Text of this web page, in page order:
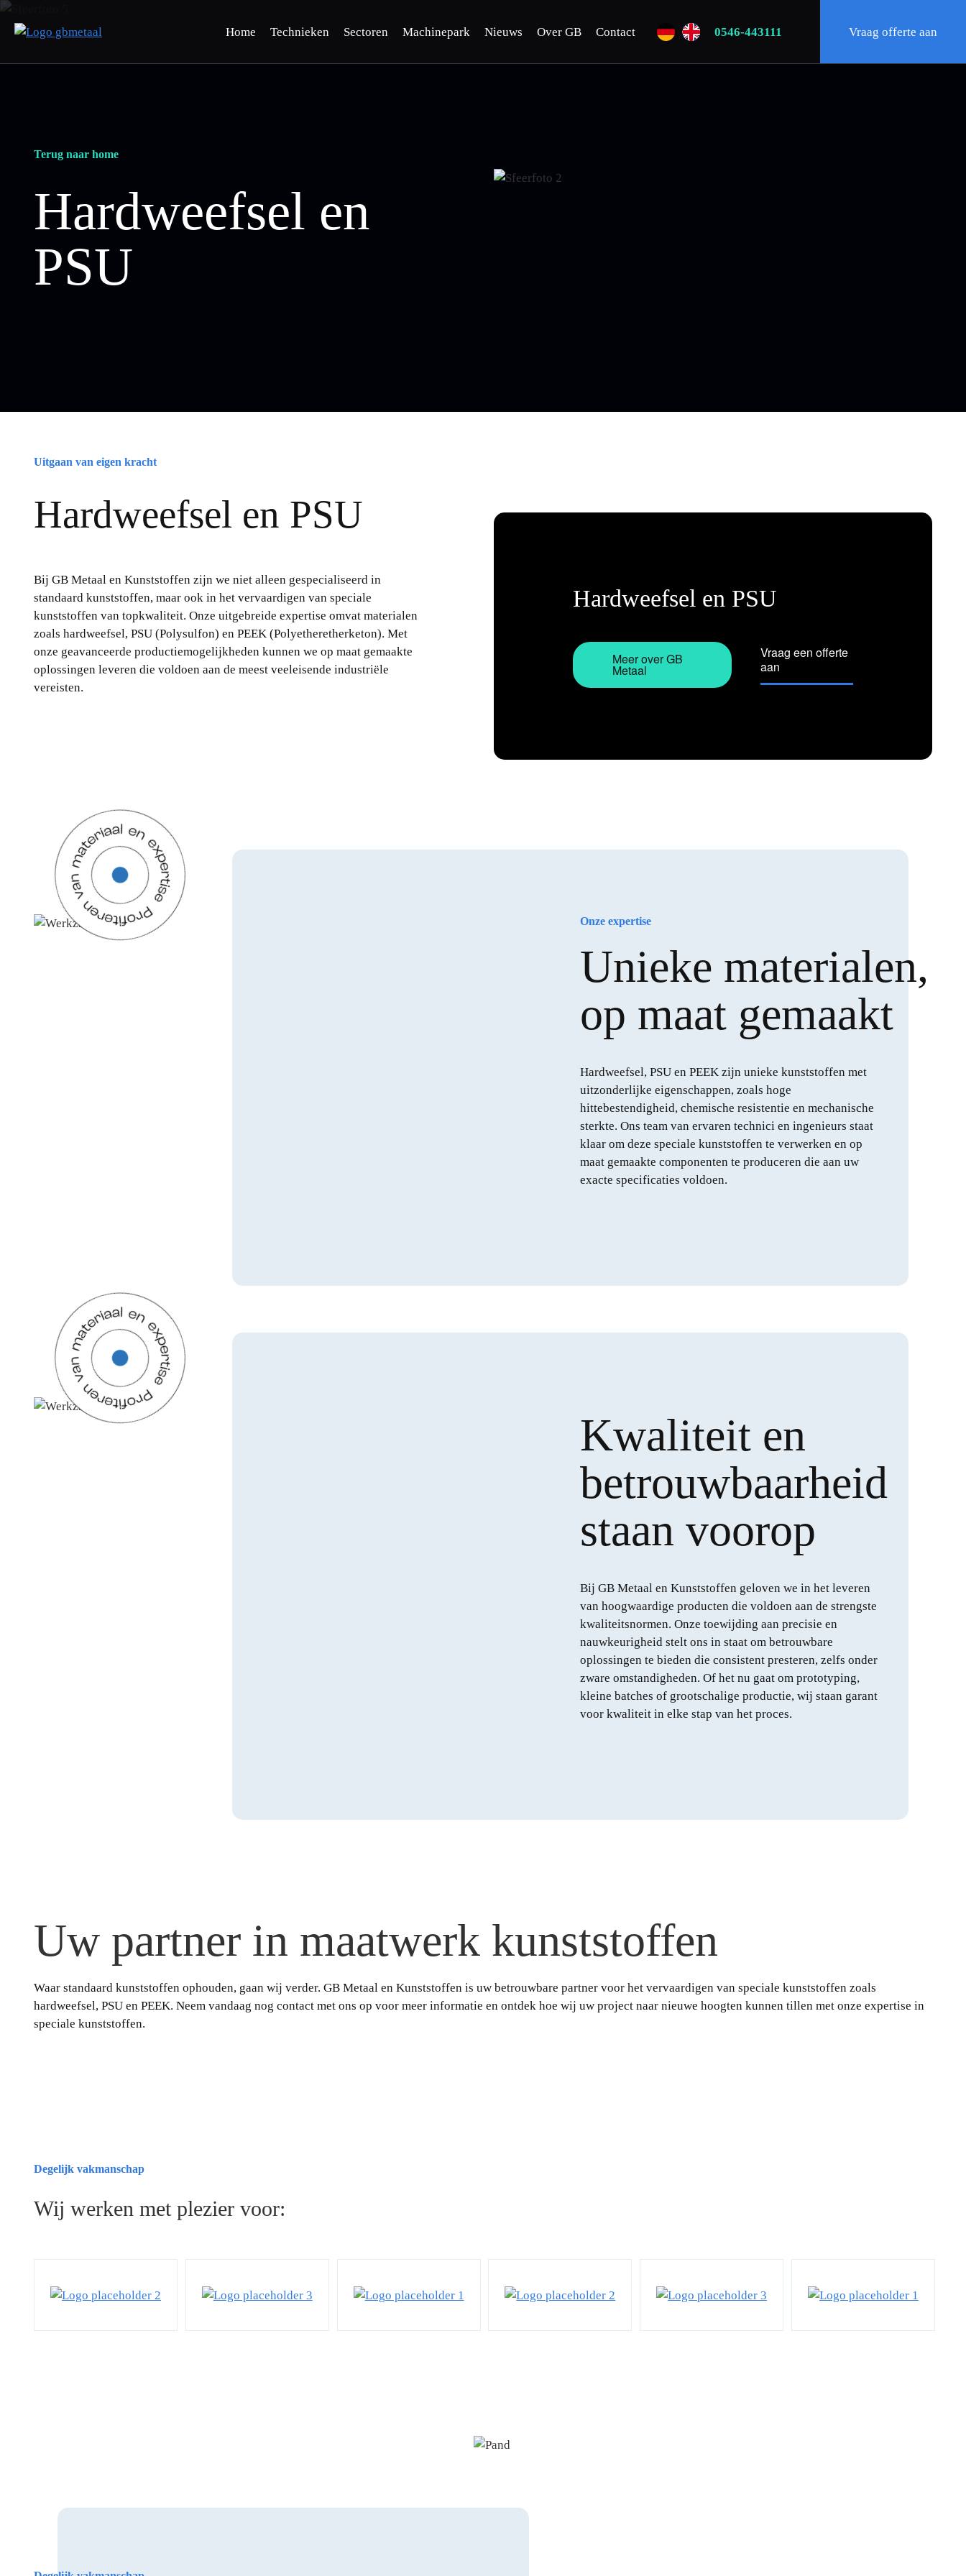
Home Technieken Sectoren Machinepark Nieuws Over GB Contact 0546-443111 Vraag offerte aan
Terug naar home
Hardweefsel en
PSU
Uitgaan van eigen kracht
Hardweefsel en PSU
Bij GB Metaal en Kunststoffen zijn we niet alleen gespecialiseerd in
standaard kunststoffen, maar ook in het vervaardigen van speciale
kunststoffen van topkwaliteit. Onze uitgebreide expertise omvat materialen
zoals hardweefsel, PSU (Polysulfon) en PEEK (Polyetheretherketon). Met
onze geavanceerde productiemogelijkheden kunnen we op maat gemaakte
oplossingen leveren die voldoen aan de meest veeleisende industriële
vereisten.
Hardweefsel en PSU
Meer over GB
Metaal
Vraag een offerte
aan
Onze expertise
Unieke materialen,
op maat gemaakt
Hardweefsel, PSU en PEEK zijn unieke kunststoffen met
uitzonderlijke eigenschappen, zoals hoge
hittebestendigheid, chemische resistentie en mechanische
sterkte. Ons team van ervaren technici en ingenieurs staat
klaar om deze speciale kunststoffen te verwerken en op
maat gemaakte componenten te produceren die aan uw
exacte specificaties voldoen.
Kwaliteit en
betrouwbaarheid
staan voorop
Bij GB Metaal en Kunststoffen geloven we in het leveren
van hoogwaardige producten die voldoen aan de strengste
kwaliteitsnormen. Onze toewijding aan precisie en
nauwkeurigheid stelt ons in staat om betrouwbare
oplossingen te bieden die consistent presteren, zelfs onder
zware omstandigheden. Of het nu gaat om prototyping,
kleine batches of grootschalige productie, wij staan garant
voor kwaliteit in elke stap van het proces.
Uw partner in maatwerk kunststoffen
Waar standaard kunststoffen ophouden, gaan wij verder. GB Metaal en Kunststoffen is uw betrouwbare partner voor het vervaardigen van speciale kunststoffen zoals
hardweefsel, PSU en PEEK. Neem vandaag nog contact met ons op voor meer informatie en ontdek hoe wij uw project naar nieuwe hoogten kunnen tillen met onze expertise in
speciale kunststoffen.
Degelijk vakmanschap
Wij werken met plezier voor: